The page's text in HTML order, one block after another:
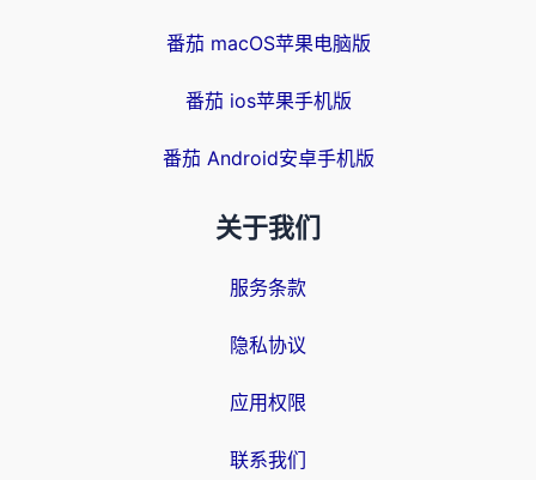
番茄 macOS苹果电脑版
番茄 ios苹果手机版
番茄 Android安卓手机版
关于我们
服务条款
隐私协议
应用权限
联系我们